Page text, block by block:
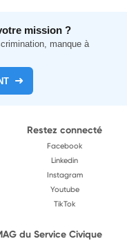
mission ?
manque à
Restez connecté
Facebook
Linkedin
Instagram
Youtube
TikTok
du Service Civique